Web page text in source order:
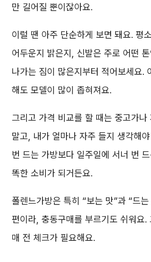
만 길어질 뿐이잖아요.
이럴 땐 아주 단순하게 보면 돼요. 평
어두운지 밝은지, 신발은 주로 어떤
나가는 짐이 많은지부터 적어보세요.
해도 모델이 많이 좁혀져요.
그리고 가격 비교를 할 때는 중고가나
말고, 내가 얼마나 자주 들지 생각해
번 드는 가방보다 일주일에 서너 번
똑한 소비가 되거든요.
폴렌느가방은 특히 “보는 맛”과 “드
편이라, 충동구매를 부르기도 쉬워요.
매 전 체크가 필요해요.